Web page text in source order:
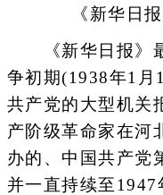
《新华日
《新华日报》最
争初期(1938年1月
共产党的大型机关
产阶级革命家在河
办的、中国共产党
并一直持续至